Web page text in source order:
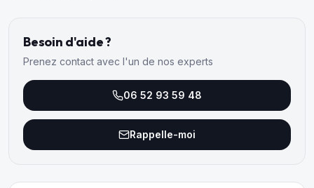
Besoin d'aide ?
Prenez contact avec l'un de nos experts
06 52 93 59 48
Rappelle-moi